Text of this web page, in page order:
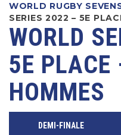
WORLD RUGBY
SERIES 2022 – 5E
WORLD
5E
HOMMES
DEMI-FINALE